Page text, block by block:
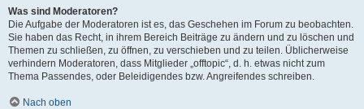
Was sind Moderatoren?
Die Aufgabe der Moderatoren ist es, das Geschehen im Forum zu beobachten.
Sie haben das Recht, in ihrem Bereich Beiträge zu ändern und zu löschen und
Themen zu schließen, zu öffnen, zu verschieben und zu teilen. Üblicherweise
verhindern Moderatoren, dass Mitglieder „offtopic“, d. h. etwas nicht zum
Thema Passendes, oder Beleidigendes bzw. Angreifendes schreiben.
Nach oben